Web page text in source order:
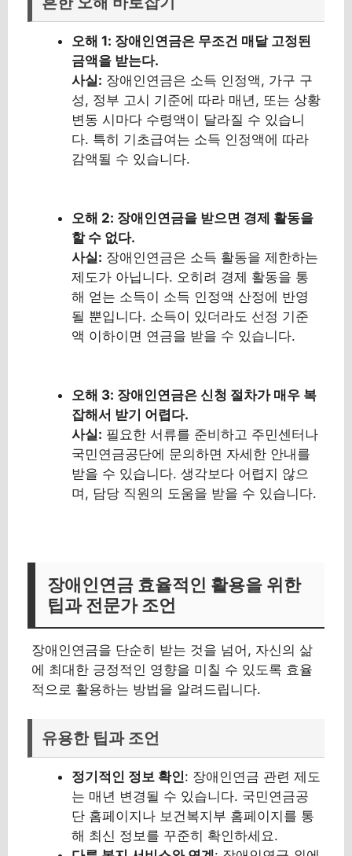
오해 1: 장애인연금은 무조건 매달 고정된
금액을 받는다.
사실: 장애인연금은 소득 인정액, 가구 구
성, 정부 고시 기준에 따라 매년, 또는 상황
변동 시마다 수령액이 달라질 수 있습니
다. 특히 기초급여는 소득 인정액에 따라
감액될 수 있습니다.
오해 2: 장애인연금을 받으면 경제 활동을
할 수 없다.
사실: 장애인연금은 소득 활동을 제한하는
제도가 아닙니다. 오히려 경제 활동을 통
해 얻는 소득이 소득 인정액 산정에 반영
될 뿐입니다. 소득이 있더라도 선정 기준
액 이하이면 연금을 받을 수 있습니다.
오해 3: 장애인연금은 신청 절차가 매우 복
잡해서 받기 어렵다.
사실: 필요한 서류를 준비하고 주민센터나
국민연금공단에 문의하면 자세한 안내를
받을 수 있습니다. 생각보다 어렵지 않으
며, 담당 직원의 도움을 받을 수 있습니다.
장애인연금 효율적인 활용을 위한
팁과 전문가 조언
장애인연금을 단순히 받는 것을 넘어, 자신의 삶
에 최대한 긍정적인 영향을 미칠 수 있도록 효율
적으로 활용하는 방법을 알려드립니다.
유용한 팁과 조언
정기적인 정보 확인: 장애인연금 관련 제도
는 매년 변경될 수 있습니다. 국민연금공
단 홈페이지나 보건복지부 홈페이지를 통
해 최신 정보를 꾸준히 확인하세요.